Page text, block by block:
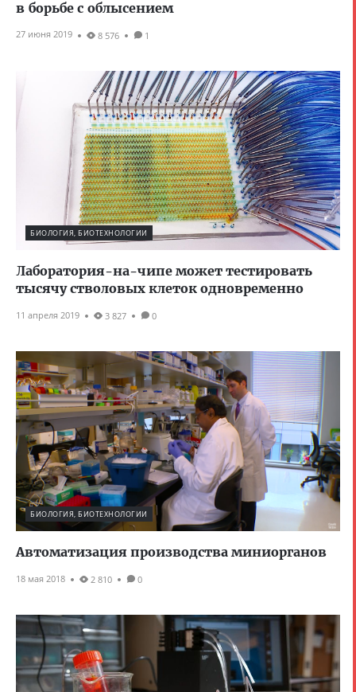
в борьбе с облысением
27 июня 2019 8 576 1
БИОЛОГИЯ, БИОТЕХНОЛОГИИ
Лаборатория-на-чипе может тестировать
тысячу стволовых клеток одновременно
11 апреля 2019 3 827 0
БИОЛОГИЯ, БИОТЕХНОЛОГИИ
Автоматизация производства миниорганов
18 мая 2018 2 810 0